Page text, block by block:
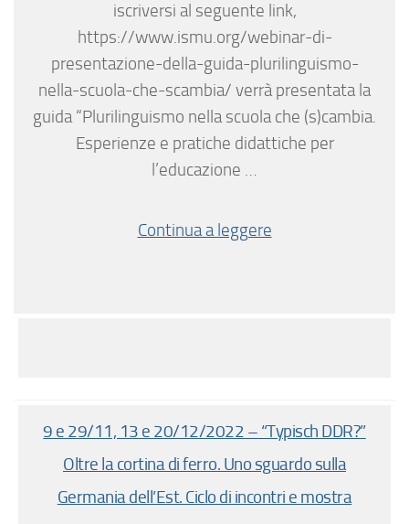
iscriversi al seguente link,
https://www.ismu.org/webinar-di-
presentazione-della-guida-plurilinguismo-
nella-scuola-che-scambia/ verrà presentata la
guida “Plurilinguismo nella scuola che (s)cambia.
Esperienze e pratiche didattiche per
l’educazione …
Continua a leggere
9 e 29/11, 13 e 20/12/2022 – “Typisch DDR?”
Oltre la cortina di ferro. Uno sguardo sulla
Germania dell’Est. Ciclo di incontri e mostra